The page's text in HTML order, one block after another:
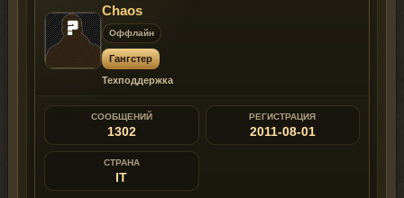
Chaos
Оффлайн
Гангстер
Техподдержка
СООБЩЕНИЙ
1302
РЕГИСТРАЦИЯ
2011-08-01
СТРАНА
IT